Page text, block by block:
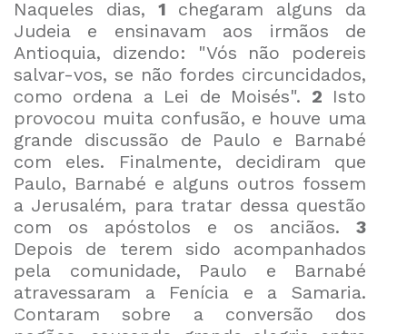
Naqueles dias, 1 chegaram alguns da
Judeia e ensinavam aos irmãos de
Antioquia, dizendo: "Vós não podereis
salvar-vos, se não fordes circuncidados,
como ordena a Lei de Moisés". 2 Isto
provocou muita confusão, e houve uma
grande discussão de Paulo e Barnabé
com eles. Finalmente, decidiram que
Paulo, Barnabé e alguns outros fossem
a Jerusalém, para tratar dessa questão
com os apóstolos e os anciãos. 3
Depois de terem sido acompanhados
pela comunidade, Paulo e Barnabé
atravessaram a Fenícia e a Samaria.
Contaram sobre a conversão dos